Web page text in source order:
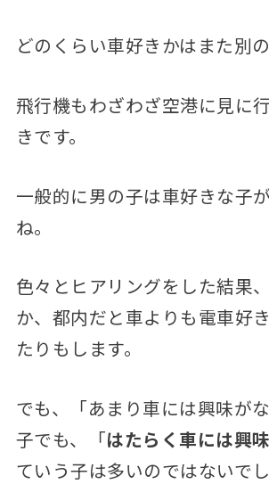
どのくらい車好きかはまた別の
飛行機もわざわざ空港に見に
きです。
一般的に男の子は車好きな子
ね。
色々とヒアリングをした結果
か、都内だと車よりも電車好
たりもします。
でも、「あまり車には興味が
子でも、「はたらく車には興
ていう子は多いのではないでし